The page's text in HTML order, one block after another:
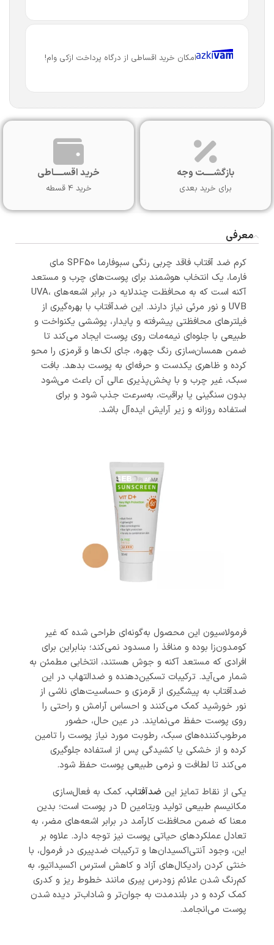
امکان خرید اقساطی از درگاه پرداخت ازکی وام!
بازگشـــــت وجه
برای خرید بعدی
خرید اقســـــاطی
خرید 4 قسطه
معرفی
کرم ضد آفتاب فاقد چربی رنگی سبوفارما SPF50 مای
فارما، یک انتخاب هوشمند برای پوست‌های چرب و مستعد
آکنه است که به محافظت چندلایه در برابر اشعه‌های UVA،
UVB و نور مرئی نیاز دارند. این ضدآفتاب با بهره‌گیری از
فیلترهای محافظتی پیشرفته و پایدار، پوششی یکنواخت و
طبیعی با جلوه‌ای نیمه‌مات روی پوست ایجاد می‌کند تا
ضمن همسان‌سازی رنگ چهره، جای لک‌ها و قرمزی را محو
کرده و ظاهری یکدست و حرفه‌ای به پوست بدهد. بافت
سبک، غیر چرب و با پخش‌پذیری عالی آن باعث می‌شود
بدون سنگینی یا براقیت، به‌سرعت جذب شود و برای
استفاده روزانه و زیر آرایش ایده‌آل باشد.
فرمولاسیون این محصول به‌گونه‌ای طراحی شده که غیر
کومدون‌زا بوده و منافذ را مسدود نمی‌کند؛ بنابراین برای
افرادی که مستعد آکنه و جوش هستند، انتخابی مطمئن به
شمار می‌آید. ترکیبات تسکین‌دهنده و ضدالتهاب در این
ضدآفتاب به پیشگیری از قرمزی و حساسیت‌های ناشی از
نور خورشید کمک می‌کنند و احساس آرامش و راحتی را
روی پوست حفظ می‌نمایند. در عین حال، حضور
مرطوب‌کننده‌های سبک، رطوبت مورد نیاز پوست را تامین
کرده و از خشکی یا کشیدگی پس از استفاده جلوگیری
می‌کند تا لطافت و نرمی طبیعی پوست حفظ شود.
یکی از نقاط تمایز این ضدآفتاب، کمک به فعال‌سازی
مکانیسم طبیعی تولید ویتامین D در پوست است؛ بدین
معنا که ضمن محافظت کارآمد در برابر اشعه‌های مضر، به
تعادل عملکردهای حیاتی پوست نیز توجه دارد. علاوه بر
این، وجود آنتی‌اکسیدان‌ها و ترکیبات ضدپیری در فرمول، با
خنثی کردن رادیکال‌های آزاد و کاهش استرس اکسیداتیو، به
کم‌رنگ شدن علائم زودرس پیری مانند خطوط ریز و کدری
کمک کرده و در بلندمدت به جوان‌تر و شاداب‌تر دیده شدن
پوست می‌انجامد.